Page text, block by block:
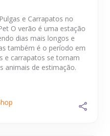
e Carrapatos no
O verão é uma estação
dias mais longos e
também é o período em
e carrapatos se tornam
animais de estimação.